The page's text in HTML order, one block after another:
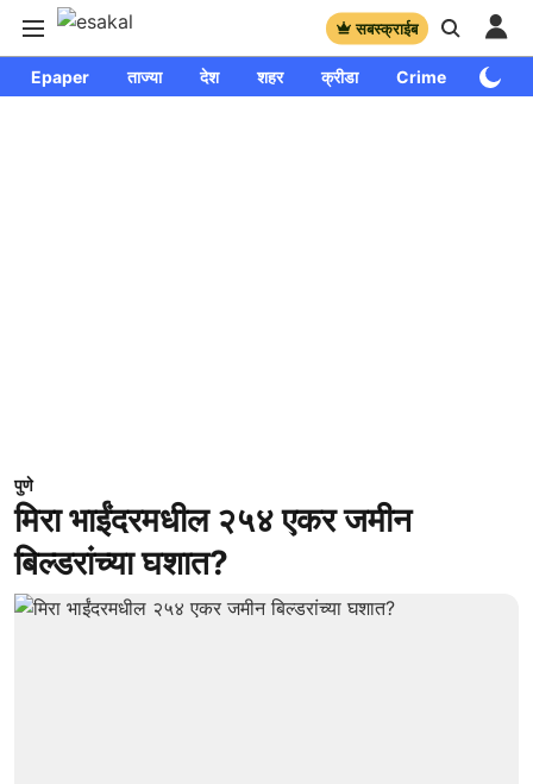
सबस्क्राईब
Epaper ताज्या देश शहर क्रीडा Crime
पुणे
मिरा भाईंदरमधील २५४ एकर जमीन
बिल्डरांच्या घशात?